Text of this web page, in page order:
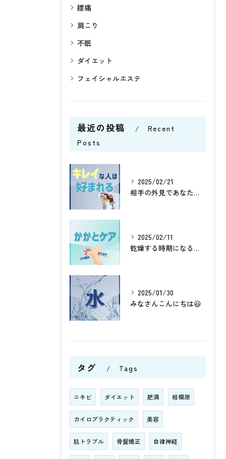
腰痛
肩こり
不眠
ダイエット
フェイシャルエステ
最近の投稿
Recent
Posts
2025/02/21
相手の外見であなたはどこの部分を気にする傾向にありますか😊？
2025/02/11
乾燥する時期になると、かかとがガサガサしたりひび割れしたりし...
2025/01/30
みなさんこんにちは😃
タグ Tags
ニキビ ダイエット 肥満 相模原
カイロプラクティック 美容
肌トラブル 骨盤矯正 自律神経